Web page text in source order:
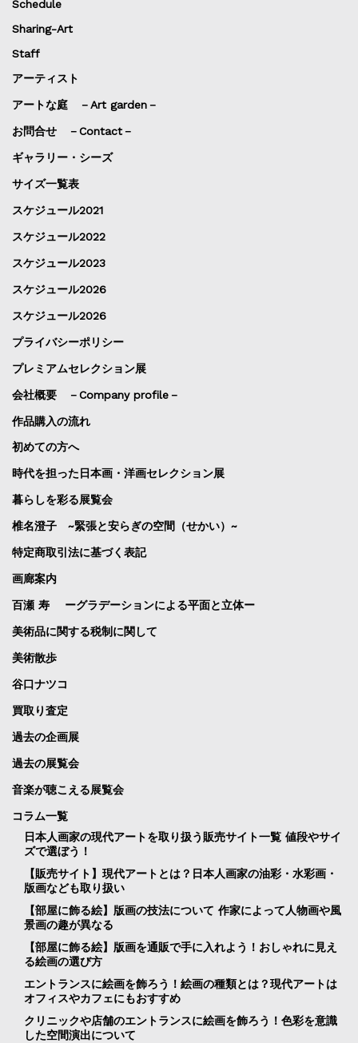
Schedule
Sharing-Art
Staff
アーティスト
アートな庭 －Art garden－
お問合せ －Contact－
ギャラリー・シーズ
サイズ一覧表
スケジュール2021
スケジュール2022
スケジュール2023
スケジュール2026
スケジュール2026
プライバシーポリシー
プレミアムセレクション展
会社概要 －Company profile－
作品購入の流れ
初めての方へ
時代を担った日本画・洋画セレクション展
暮らしを彩る展覧会
椎名澄子 ~緊張と安らぎの空間（せかい）~
特定商取引法に基づく表記
画廊案内
百瀬 寿 ーグラデーションによる平面と立体ー
美術品に関する税制に関して
美術散歩
谷口ナツコ
買取り査定
過去の企画展
過去の展覧会
音楽が聴こえる展覧会
コラム一覧
日本人画家の現代アートを取り扱う販売サイト一覧 値段やサイ
ズで選ぼう！
【販売サイト】現代アートとは？日本人画家の油彩・水彩画・
版画なども取り扱い
【部屋に飾る絵】版画の技法について 作家によって人物画や風
景画の趣が異なる
【部屋に飾る絵】版画を通販で手に入れよう！おしゃれに見え
る絵画の選び方
エントランスに絵画を飾ろう！絵画の種類とは？現代アートは
オフィスやカフェにもおすすめ
クリニックや店舗のエントランスに絵画を飾ろう！色彩を意識
した空間演出について